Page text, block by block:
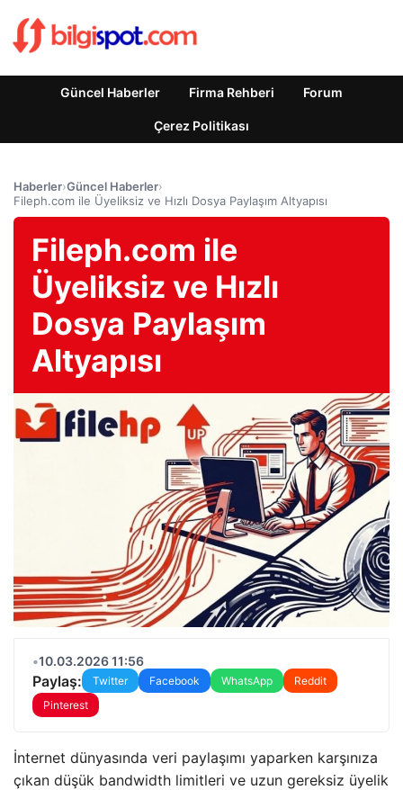
Güncel Haberler Firma Rehberi Forum
Çerez Politikası
Haberler›Güncel Haberler›
Fileph.com ile Üyeliksiz ve Hızlı Dosya Paylaşım Altyapısı
Fileph.com ile
Üyeliksiz ve Hızlı
Dosya Paylaşım
Altyapısı
•10.03.2026 11:56
Paylaş: Twitter Facebook WhatsApp
Reddit
Pinterest
İnternet dünyasında veri paylaşımı yaparken karşınıza
çıkan düşük bandwidth limitleri ve uzun gereksiz üyelik